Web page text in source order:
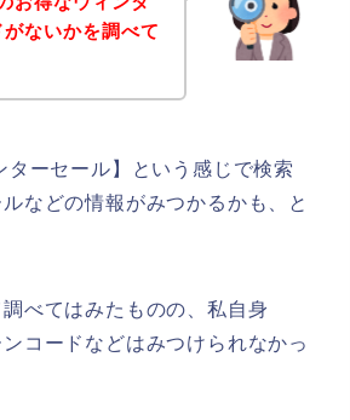
ないかを調べて
ーセール】という感じで検索
などの情報がみつかるかも、と
べてはみたものの、私自身
コードなどはみつけられなかっ